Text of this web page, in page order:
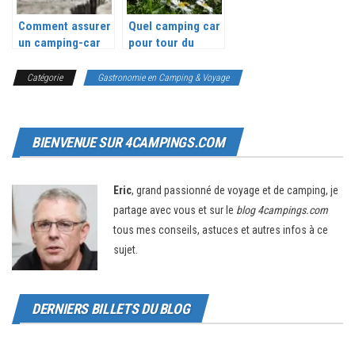
Comment assurer
un camping-car
Quel camping car
pour tour du
Catégorie Gastronomie en Camping & Voyage
BIENVENUE SUR 4CAMPINGS.COM
Eric, grand passionné de voyage et de camping, je
partage avec vous et sur le blog 4campings.com
tous mes conseils, astuces et autres infos à ce
sujet.
DERNIERS BILLETS DU BLOG